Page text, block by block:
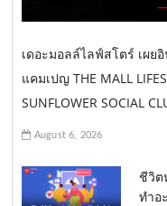
เดอะมอลล์ไลฟ์สโตร์ เผย
แคมเปญ THE MALL
SUNFLOWER SOCIAL
August 6, 2026
ชีวิต
ทำอ